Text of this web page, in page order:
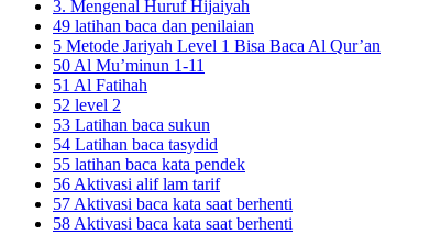
3. Mengenal Huruf Hijaiyah
49 latihan baca dan penilaian
5 Metode Jariyah Level 1 Bisa Baca Al Qur’an
50 Al Mu’minun 1-11
51 Al Fatihah
52 level 2
53 Latihan baca sukun
54 Latihan baca tasydid
55 latihan baca kata pendek
56 Aktivasi alif lam tarif
57 Aktivasi baca kata saat berhenti
58 Aktivasi baca kata saat berhenti